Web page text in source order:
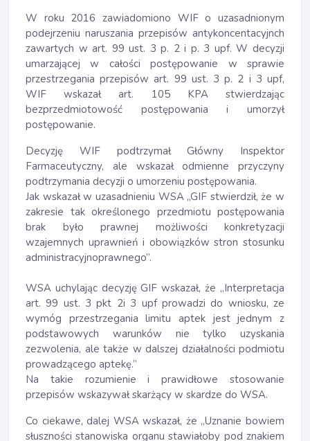
W roku 2016 zawiadomiono WIF o uzasadnionym
podejrzeniu naruszania przepisów antykoncentacyjnch
zawartych w art. 99 ust. 3 p. 2 i p. 3 upf. W decyzji
umarzającej w całości postępowanie w sprawie
przestrzegania przepisów art. 99 ust. 3 p. 2 i 3 upf,
WIF wskazał art. 105 KPA stwierdzając
bezprzedmiotowość postępowania i umorzył
postępowanie.
Decyzję WIF podtrzymał Główny Inspektor
Farmaceutyczny, ale wskazał odmienne przyczyny
podtrzymania decyzji o umorzeniu postępowania.
Jak wskazał w uzasadnieniu WSA „GIF stwierdził, że w
zakresie tak określonego przedmiotu postępowania
brak było prawnej możliwości konkretyzacji
wzajemnych uprawnień i obowiązków stron stosunku
administracyjnoprawnego”.
WSA uchylając decyzję GIF wskazał, że „Interpretacja
art. 99 ust. 3 pkt 2i 3 upf prowadzi do wniosku, ze
wymóg przestrzegania limitu aptek jest jednym z
podstawowych warunków nie tylko uzyskania
zezwolenia, ale także w dalszej działalności podmiotu
prowadzącego aptekę.”
Na takie rozumienie i prawidłowe stosowanie
przepisów wskazywał skarżący w skardze do WSA.
Co ciekawe, dalej WSA wskazał, że „Uznanie bowiem
słuszności stanowiska organu stawiałoby pod znakiem